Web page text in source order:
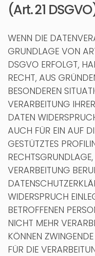
(Art. 21
WENN DIE
GRUNDLAGE VON
DSGVO ERFOLGT,
RECHT, AUS
BESONDEREN
VERARBEITUNG
DATEN
AUCH FÜR EIN AUF
GESTÜTZTES
VERARBEITUNG
WIDERSPRUCH
BETROFFENEN
NICHT MEHR
KÖNNEN
FÜR DIE